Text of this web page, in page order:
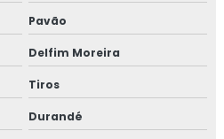
Pavão
Delfim Moreira
Tiros
Durandé